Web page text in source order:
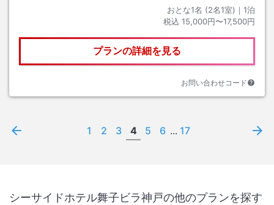
おとな1名 (2名1室)｜ 1泊
税込 15,000円〜17,500円
プランの詳細を見る
お問い合わせコード
1 2 3 4 5 6 ... 17
シーサイドホテル舞子ビラ神戸の他のプランを探す